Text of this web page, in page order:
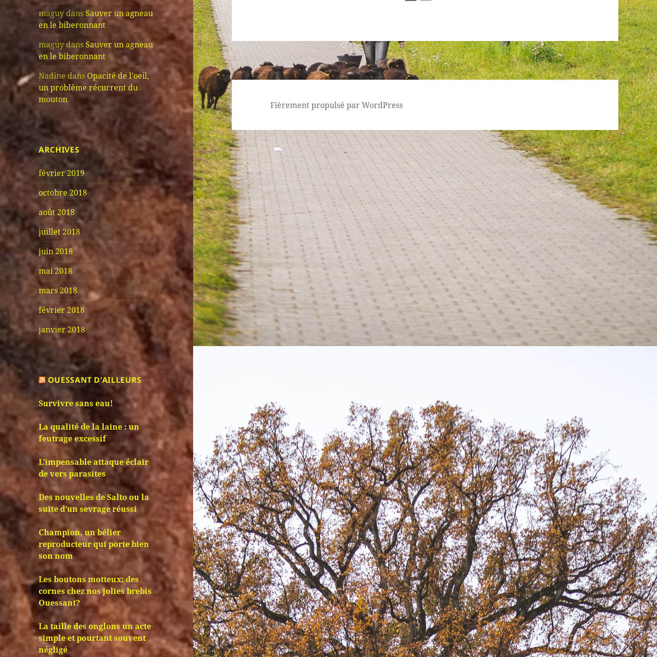
maguy dansSauver un agneau
en le biberonnant
maguydansSauver un agneau
en le biberonnant
Nadine dans Opacité de l’oeil,
un problème récurrent du
mouton
ARCHIVES
février 2019
octobre 2018
août 2018
juillet 2018
juin 2018
mai 2018
mars 2018
février 2018
janvier 2018
OUESSANT D'AILLEURS
Survivre sans eau!
La qualité de la laine : un
feutrage excessif
L’impensable attaque éclair
de vers parasites
Des nouvelles de Salto ou la
suite d’un sevrage réussi
Champion, un bélier
reproducteur qui porte bien
son nom
Les boutons motteux: des
cornes chez nos jolies brebis
Ouessant?
La taille des onglons un acte
simple et pourtant souvent
négligé
Fièrement propulsé par WordPress